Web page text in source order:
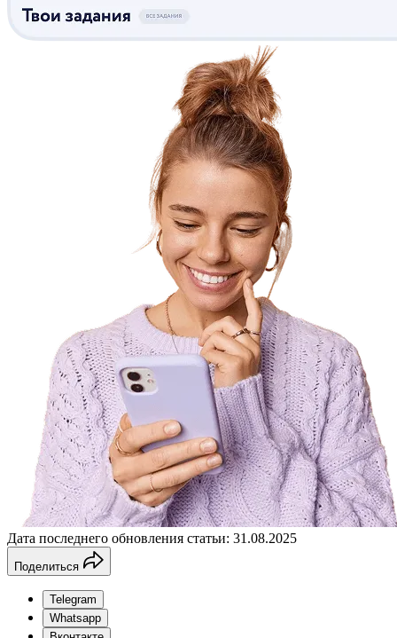
Дата последнего обновления статьи: 31.08.2025
Поделиться
Telegram
Whatsapp